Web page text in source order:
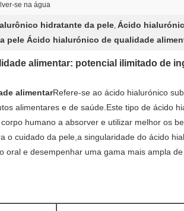
se na água
hidratante da pele, Ácido
pele Ácido hialurónico de qualidade
alimentar: potencial ilimitado de
alimentarRefere-se ao ácido hialurónico
alimentares e de saúde.Este tipo de ácido
humano a absorver e utilizar melhor os
o cuidado da pele,a singularidade do ácido
oral e desempenhar uma gama mais ampla